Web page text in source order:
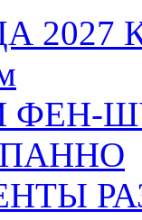
2027
ФЕН-